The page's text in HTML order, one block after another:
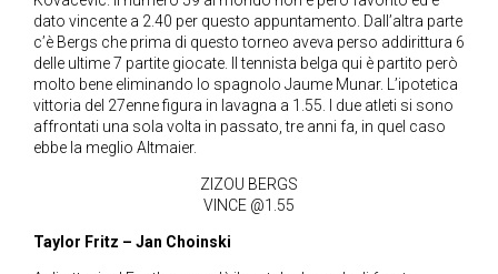
dato vincente a 2.40 per questo appuntamento. Dall’altra parte
c’è Bergs che prima di questo torneo aveva perso addirittura 6
delle ultime 7 partite giocate. Il tennista belga qui è partito però
molto bene eliminando lo spagnolo Jaume Munar. L’ipotetica
vittoria del 27enne figura in lavagna a 1.55. I due atleti si sono
affrontati una sola volta in passato, tre anni fa, in quel caso
ebbe la meglio Altmaier.
ZIZOU BERGS
VINCE @1.55
Taylor Fritz – Jan Choinski